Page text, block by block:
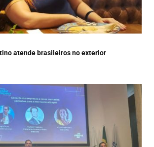
atende brasileiros no exterior